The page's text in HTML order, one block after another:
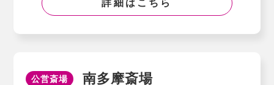
詳細はこちら
公営斎場 南多摩斎場